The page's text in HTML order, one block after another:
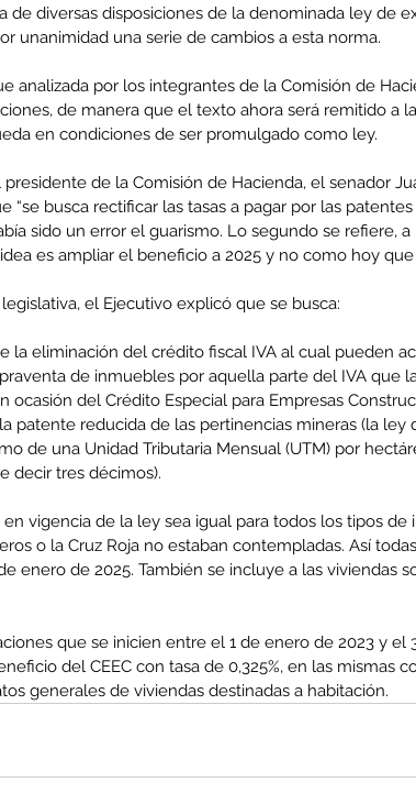
de diversas disposiciones de la denominada ley de
unanimidad una serie de cambios a esta norma.
analizada por los integrantes de la Comisión de
de manera que el texto ahora será remitido a
en condiciones de ser promulgado como ley.
de la Comisión de Hacienda, el senador
“se busca rectificar las tasas a pagar por las
sido un error el guarismo. Lo segundo se refiere,
es ampliar el beneficio a 2025 y no como hoy que
el Ejecutivo explicó que se busca:
la eliminación del crédito fiscal IVA al cual pueden
de inmuebles por aquella parte del IVA que
ocasión del Crédito Especial para Empresas
patente reducida de las pertinencias mineras (la ley
de una Unidad Tributaria Mensual (UTM) por
decir tres décimos).
vigencia de la ley sea igual para todos los tipos
o la Cruz Roja no estaban contempladas. Así
enero de 2025. También se incluye a las viviendas
que se inicien entre el 1 de enero de 2023 y el
del CEEC con tasa de 0,325%, en las mismas
generales de viviendas destinadas a habitación.